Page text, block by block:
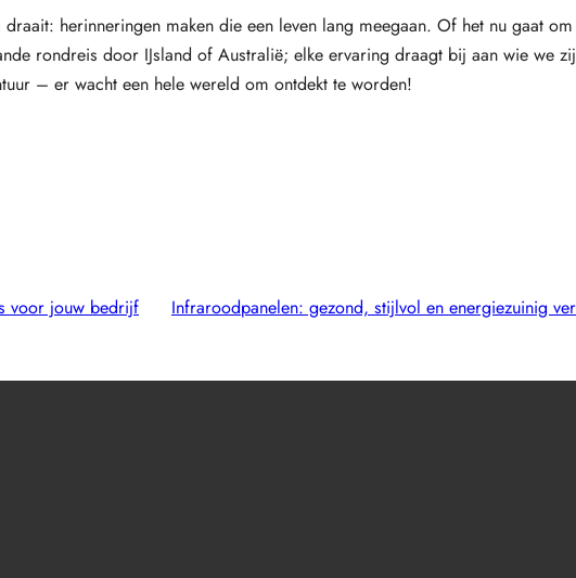
herinneringen maken die een leven lang meegaan. Of het nu gaat
rondreis door IJsland of Australië; elke ervaring draagt bij aan wie we
– er wacht een hele wereld om ontdekt te worden!
voor jouw bedrijf Infraroodpanelen: gezond, stijlvol en energiezuinig